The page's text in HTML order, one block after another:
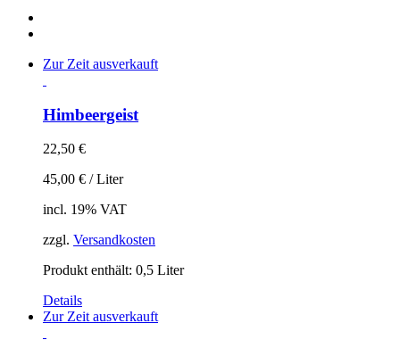
Zur Zeit ausverkauft
Himbeergeist
22,50 €
45,00 € /Liter
incl. 19% VAT
zzgl. Versandkosten
Produkt enthält: 0,5 Liter
Details
Zur Zeit ausverkauft